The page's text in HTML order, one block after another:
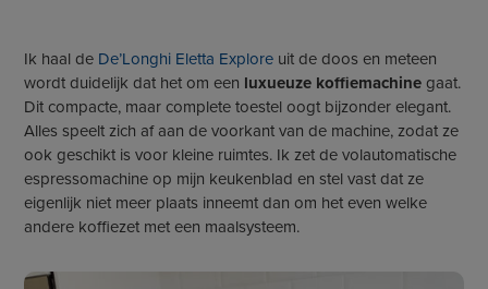
Ik haal de De’Longhi Eletta Explore uit de doos en meteen
wordt duidelijk dat het om een luxueuze koffiemachinegaat.
Dit compacte, maar complete toestel oogt bijzonder elegant.
Alles speelt zich af aan de voorkant van de machine, zodat ze
ook geschikt is voor kleine ruimtes. Ik zet de volautomatische
espressomachine op mijn keukenblad en stel vast dat ze
eigenlijk niet meer plaats inneemt dan om het even welke
andere koffiezet met een maalsysteem.